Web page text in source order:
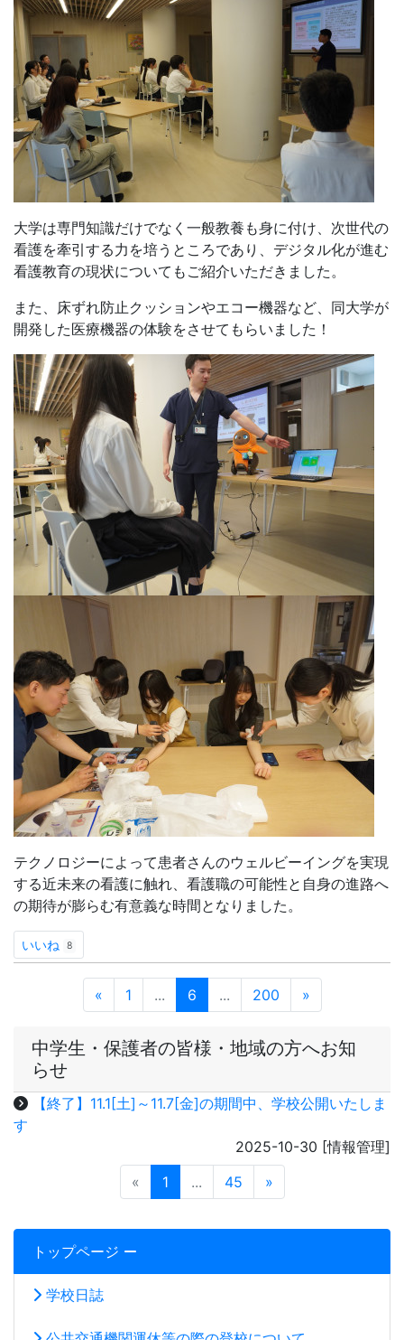
トップページ
公共交通機関運休等の際の登校について
学校紹介
進路状況（卒業生）
部活動
お知らせ・ご案内
スクール・ミッション ３つの方針 校則等
また、床ずれ防止クッションやエコー機器など、同大学が
開発した医療機器の体験をさせてもらいました！
テクノロジーによって患者さんのウェルビーイングを実現
する近未来の看護に触れ、看護職の可能性と自身の進路へ
の期待が膨らむ有意義な時間となりました。
いいね 8
« 1 ... 6 200 »
中学生・保護者の皆様・地域の方へお知
らせ
【終了】11.1[土]～11.7[金]の期間中、学校公開いたしま
す
2025-10-30[情報管理]
«
1 ... 45 »